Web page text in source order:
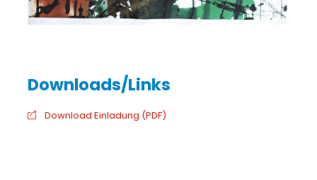
Download Einladung (PDF)